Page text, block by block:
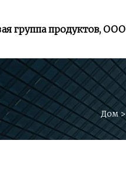
группа продуктов, ООО
Дом>